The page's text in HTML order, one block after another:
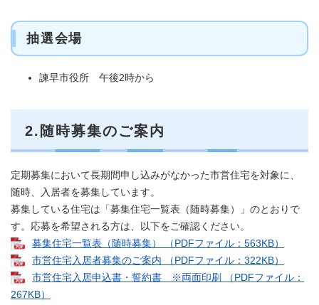
抽選会場
諫早市役所 午後2時から
2.随時募集のご案内
定期募集において長期間申し込みがなかった市営住宅を対象に、
随時、入居者を募集しています。
募集している住宅は「募集住宅一覧表（随時募集）」のとおりで
す。応募を希望される方は、以下をご確認ください。
募集住宅一覧表（随時募集） （PDFファイル：563KB）
市営住宅入居者募集のご案内 （PDFファイル：322KB）
市営住宅入居申込書・誓約書 ※両面印刷 （PDFファイル：
267KB）